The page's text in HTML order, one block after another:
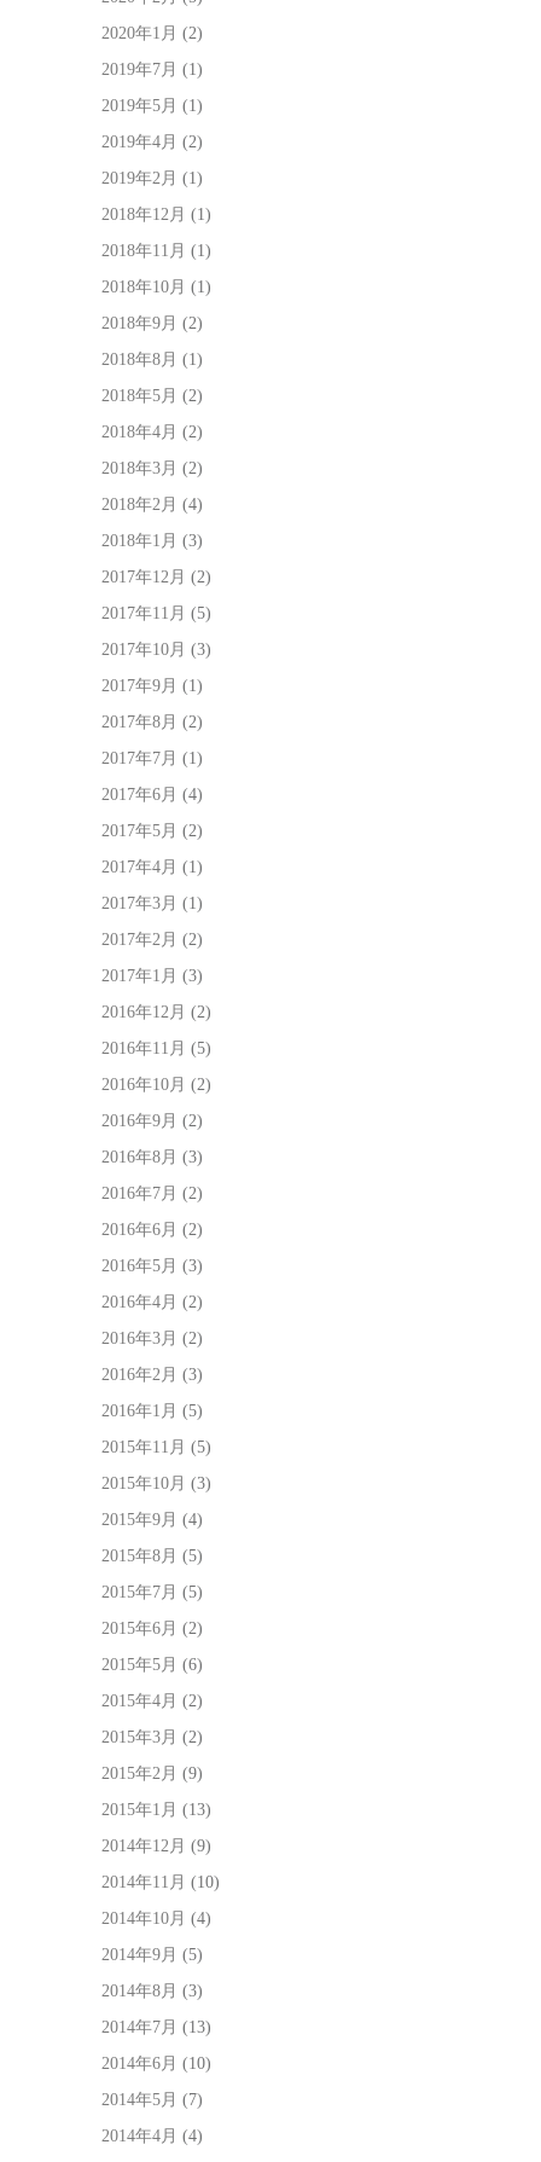
2020年1月 (2)
2019年7月 (1)
2019年5月 (1)
2019年4月 (2)
2019年2月 (1)
2018年12月 (1)
2018年11月 (1)
2018年10月 (1)
2018年9月 (2)
2018年8月 (1)
2018年5月 (2)
2018年4月 (2)
2018年3月 (2)
2018年2月 (4)
2018年1月 (3)
2017年12月 (2)
2017年11月 (5)
2017年10月 (3)
2017年9月 (1)
2017年8月 (2)
2017年7月 (1)
2017年6月 (4)
2017年5月 (2)
2017年4月 (1)
2017年3月 (1)
2017年2月 (2)
2017年1月 (3)
2016年12月 (2)
2016年11月 (5)
2016年10月 (2)
2016年9月 (2)
2016年8月 (3)
2016年7月 (2)
2016年6月 (2)
2016年5月 (3)
2016年4月 (2)
2016年3月 (2)
2016年2月 (3)
2016年1月 (5)
2015年11月 (5)
2015年10月 (3)
2015年9月 (4)
2015年8月 (5)
2015年7月 (5)
2015年6月 (2)
2015年5月 (6)
2015年4月 (2)
2015年3月 (2)
2015年2月 (9)
2015年1月 (13)
2014年12月 (9)
2014年11月 (10)
2014年10月 (4)
2014年9月 (5)
2014年8月 (3)
2014年7月 (13)
2014年6月 (10)
2014年5月 (7)
2014年4月 (4)